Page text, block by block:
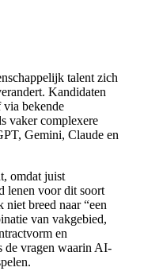
talent zich
Kandidaten
via bekende
vaker complexere
Gemini, Claude en
omdat juist
lenen voor dit soort
niet breed naar “een
van vakgebied,
en
de vragen waarin AI-